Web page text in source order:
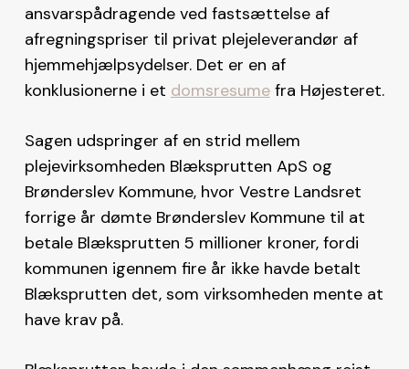
ansvarspådragende ved fastsættelse af
afregningspriser til privat plejeleverandør af
hjemmehjælpsydelser. Det er en af
konklusionerne i et domsresumefra Højesteret.
Sagen udspringer af en strid mellem
plejevirksomheden Blæksprutten ApS og
Brønderslev Kommune, hvor Vestre Landsret
forrige år dømte Brønderslev Kommune til at
betale Blæksprutten 5 millioner kroner, fordi
kommunen igennem fire år ikke havde betalt
Blæksprutten det, som virksomheden mente at
have krav på.